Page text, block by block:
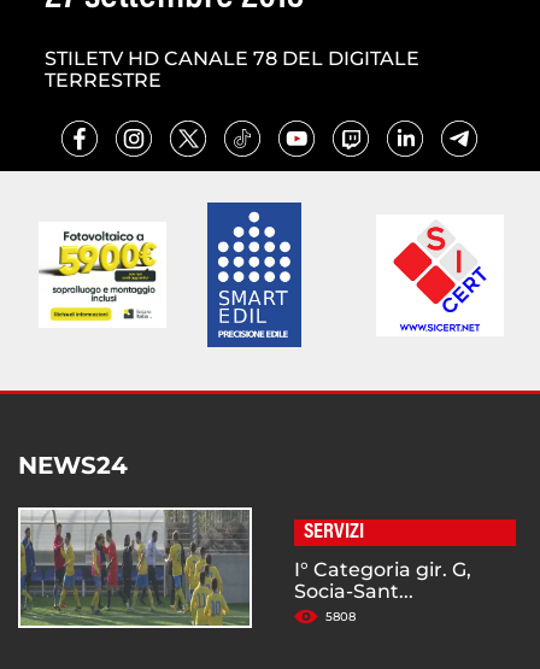
STILETV HD CANALE 78 DEL DIGITALE
TERRESTRE
NEWS24
SERVIZI
I° Categoria gir. G,
Socia-Sant...
5808